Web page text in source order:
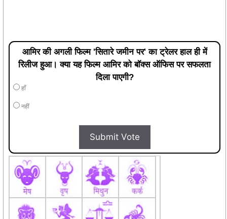
आमिर की अगली फिल्म 'सितारे जमीन पर' का ट्रेलर हाल ही में
रिलीज हुआ। क्या यह फिल्म आमिर को बॉक्स ऑफिस पर सफलता
दिला पाएगी?
हाँ
नहीं
Submit Vote